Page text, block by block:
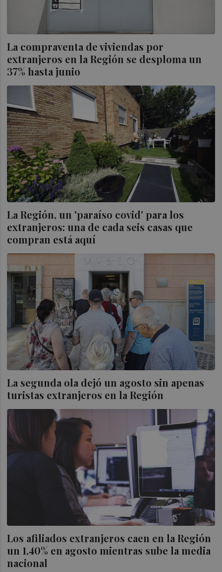
La compraventa de viviendas por
extranjeros en la Región se desploma un
37% hasta junio
La Región, un 'paraíso covid' para los
extranjeros: una de cada seis casas que
compran está aquí
La segunda ola dejó un agosto sin apenas
turistas extranjeros en la Región
Los afiliados extranjeros caen en la Región
un 1,40% en agosto mientras sube la media
nacional